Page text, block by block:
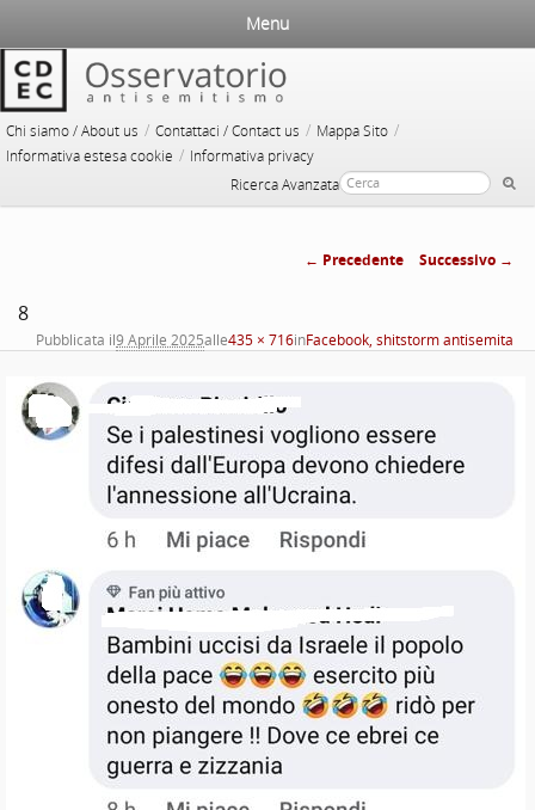
Chi siamo / About us / Contattaci / Contact us / Mappa Sito /
Informativa estesa cookie / Informativa privacy
Ricerca Avanzata
Menu
immagini
← Precedente Successivo →
8
Pubblicata il9 Aprile 2025alle435 × 716inFacebook, shitstorm antisemita